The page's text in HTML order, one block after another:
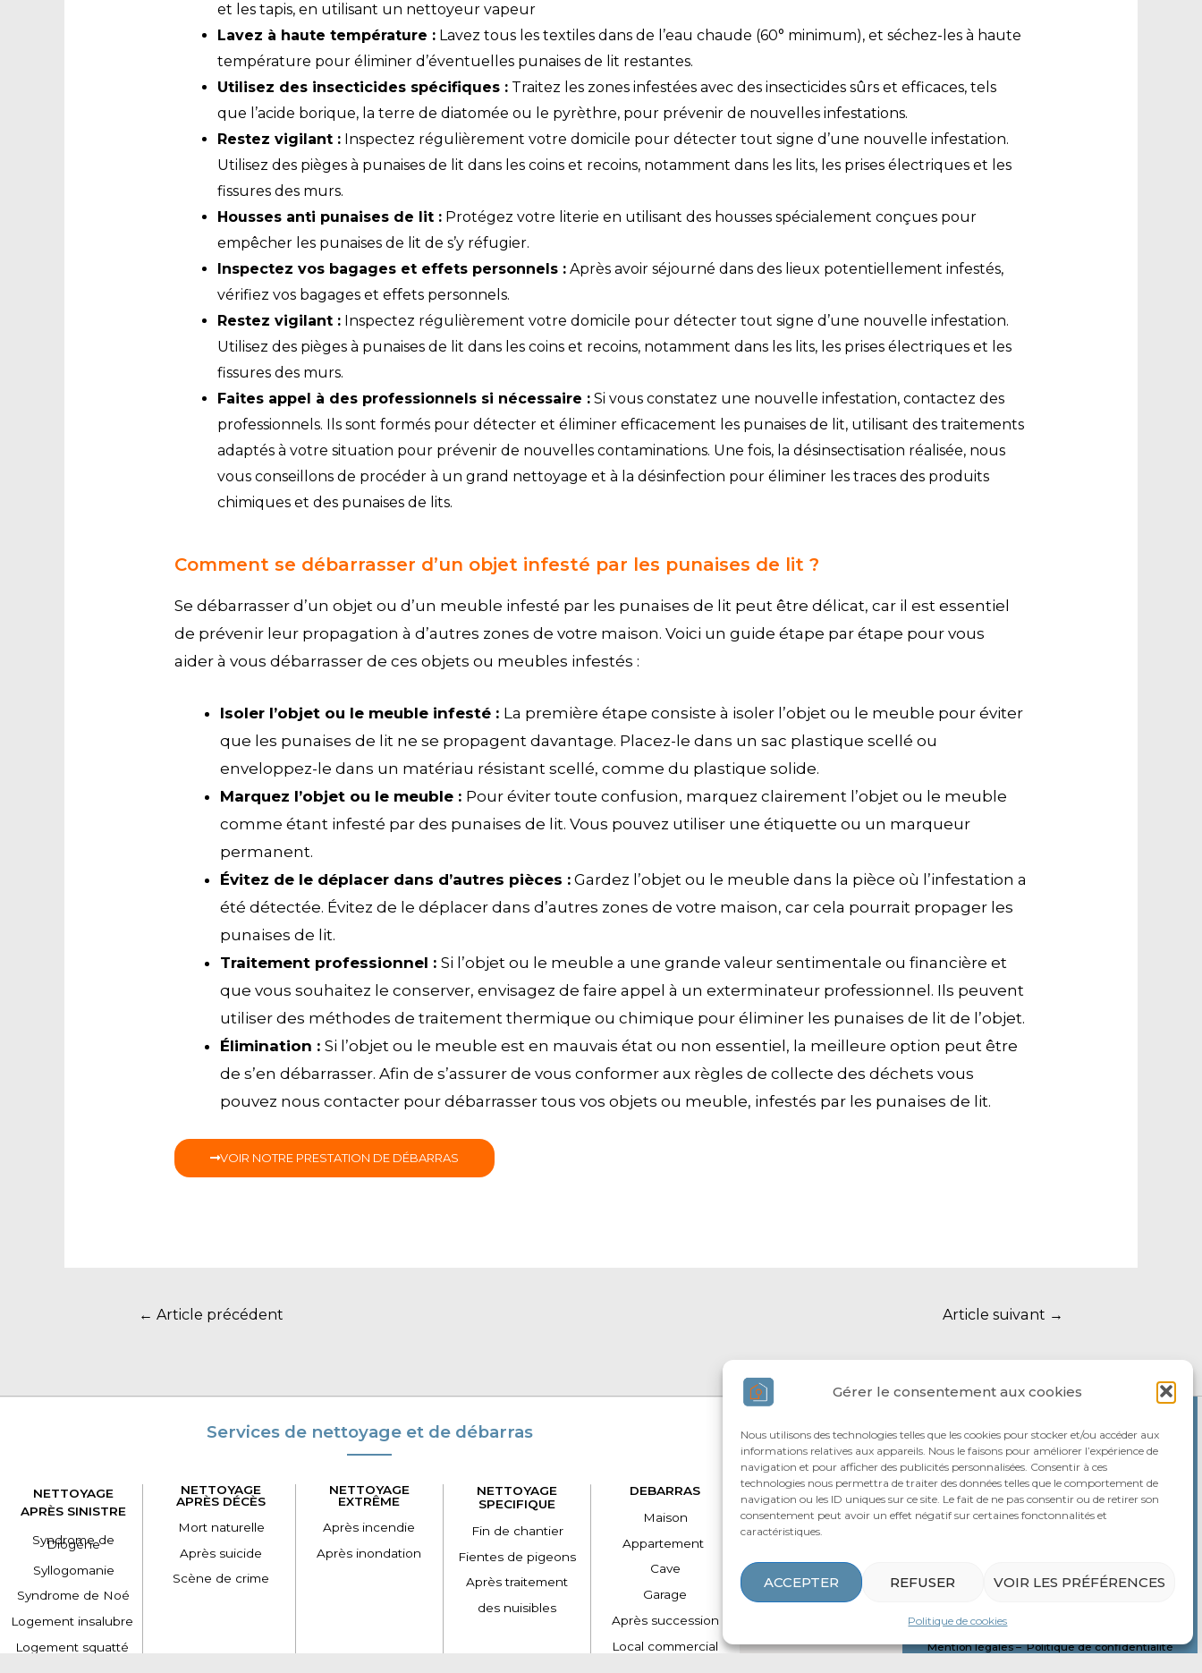
Gérer le consentement aux cookies
Nous utilisons des technologies telles que les cookies pour stocker et/ou accéder aux
informations relatives aux appareils. Nous le faisons pour améliorer l’expérience de
navigation et pour afficher des publicités personnalisées. Consentir à ces
technologies nous permettra de traiter des données telles que le comportement de
navigation ou les ID uniques sur ce site. Le fait de ne pas consentir ou de retirer son
consentement peut avoir un effet négatif sur certaines fonctonnalités et
caractéristiques.
ACCEPTER REFUSER VOIR LES PRÉFÉRENCES
Politique de cookies
et les tapis, en utilisant un nettoyeur vapeur
Lavez à haute température : Lavez tous les textiles dans de l’eau chaude (60° minimum), et séchez-les à haute
température pour éliminer d’éventuelles punaises de lit restantes.
Utilisez des insecticides spécifiques : Traitez les zones infestées avec des insecticides sûrs et efficaces, tels
que l’acide borique, la terre de diatomée ou le pyrèthre, pour prévenir de nouvelles infestations.
Restez vigilant : Inspectez régulièrement votre domicile pour détecter tout signe d’une nouvelle infestation.
Utilisez des pièges à punaises de lit dans les coins et recoins, notamment dans les lits, les prises électriques et les
fissures des murs.
Housses anti punaises de lit : Protégez votre literie en utilisant des housses spécialement conçues pour
empêcher les punaises de lit de s’y réfugier.
Inspectez vos bagages et effets personnels : Après avoir séjourné dans des lieux potentiellement infestés,
vérifiez vos bagages et effets personnels.
Restez vigilant : Inspectez régulièrement votre domicile pour détecter tout signe d’une nouvelle infestation.
Utilisez des pièges à punaises de lit dans les coins et recoins, notamment dans les lits, les prises électriques et les
fissures des murs.
Faites appel à des professionnels si nécessaire : Si vous constatez une nouvelle infestation, contactez des
professionnels. Ils sont formés pour détecter et éliminer efficacement les punaises de lit, utilisant des traitements
adaptés à votre situation pour prévenir de nouvelles contaminations. Une fois, la désinsectisation réalisée, nous
vous conseillons de procéder à un grand nettoyage et à la désinfection pour éliminer les traces des produits
chimiques et des punaises de lits.
Comment se débarrasser d’un objet infesté par les punaises de lit ?
Se débarrasser d’un objet ou d’un meuble infesté par les punaises de lit peut être délicat, car il est essentiel
de prévenir leur propagation à d’autres zones de votre maison. Voici un guide étape par étape pour vous
aider à vous débarrasser de ces objets ou meubles infestés :
Isoler l’objet ou le meuble infesté : La première étape consiste à isoler l’objet ou le meuble pour éviter
que les punaises de lit ne se propagent davantage. Placez-le dans un sac plastique scellé ou
enveloppez-le dans un matériau résistant scellé, comme du plastique solide.
Marquez l’objet ou le meuble : Pour éviter toute confusion, marquez clairement l’objet ou le meuble
comme étant infesté par des punaises de lit. Vous pouvez utiliser une étiquette ou un marqueur
permanent.
Évitez de le déplacer dans d’autres pièces : Gardez l’objet ou le meuble dans la pièce où l’infestation a
été détectée. Évitez de le déplacer dans d’autres zones de votre maison, car cela pourrait propager les
punaises de lit.
Traitement professionnel :Si l’objet ou le meuble a une grande valeur sentimentale ou financière et
que vous souhaitez le conserver, envisagez de faire appel à un exterminateur professionnel. Ils peuvent
utiliser des méthodes de traitement thermique ou chimique pour éliminer les punaises de lit de l’objet.
Élimination :Si l’objet ou le meuble est en mauvais état ou non essentiel, la meilleure option peut être
de s’en débarrasser. Afin de s’assurer de vous conformer aux règles de collecte des déchets vous
pouvez nous contacter pour débarrasser tous vos objets ou meuble, infestés par les punaises de lit.
VOIR NOTRE PRESTATION DE DÉBARRAS
← Article précédent Article suivant →
Services de nettoyage et de débarras
NETTOYAGE
APRÈS SINISTRE
Syndrome de
Diogène
Syllogomanie
Syndrome de Noé
Logement insalubre
Logement squatté
NETTOYAGE
APRÈS DÉCÈS
Mort naturelle
Après suicide
Scène de crime
NETTOYAGE
EXTRÊME
Après incendie
Après inondation
NETTOYAGE
SPECIFIQUE
Fin de chantier
Fientes de pigeons
Après traitement
des nuisibles
DEBARRAS
Maison
Appartement
Cave
Garage
Après succession
Local commercial
Agir Nettoyage
Extrême
Vous êtes professionnel ?
Qui sommes-nous ?
Nos agences
Blog
38 rue Buffon 31100 TOULOUSE
Mention légales – Politique de confidentialité